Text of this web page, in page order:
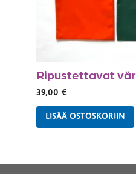
Ripustettavat
39,00 €
LISÄÄ OSTOSKORIIN